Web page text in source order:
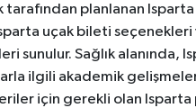
tarafından planlanan
uçak bileti
sunulur. Sağlık
ilgili akademik
için gerekli olan